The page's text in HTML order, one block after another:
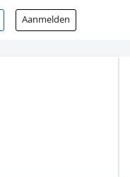
Aanmelden